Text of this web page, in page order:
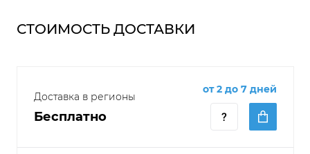
СТОИМОСТЬ ДОСТАВКИ
Доставка в регионы
Бесплатно
от 2 до 7 дней